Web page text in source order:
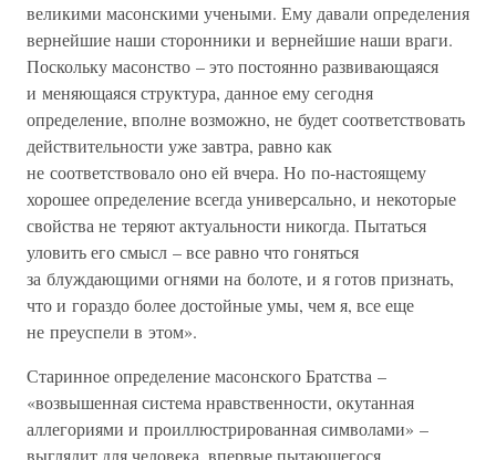
великими масонскими учеными. Ему давали определения
вернейшие наши сторонники и вернейшие наши враги.
Поскольку масонство – это постоянно развивающаяся
и меняющаяся структура, данное ему сегодня
определение, вполне возможно, не будет соответствовать
действительности уже завтра, равно как
не соответствовало оно ей вчера. Но по-настоящему
хорошее определение всегда универсально, и некоторые
свойства не теряют актуальности никогда. Пытаться
уловить его смысл – все равно что гоняться
за блуждающими огнями на болоте, и я готов признать,
что и гораздо более достойные умы, чем я, все еще
не преуспели в этом».
Старинное определение масонского Братства –
«возвышенная система нравственности, окутанная
аллегориями и проиллюстрированная символами» –
выглядит для человека, впервые пытающегося